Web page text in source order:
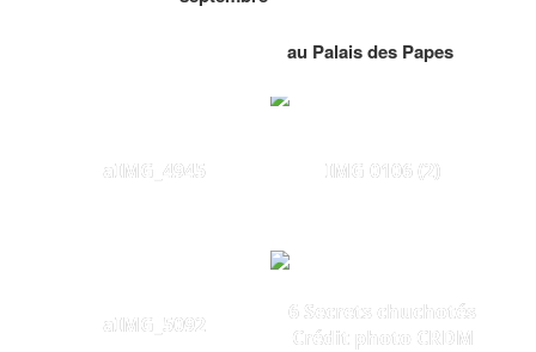
au Palais des Papes
aIMG_4945 IMG 0106 (2)
aIMG_5092
6 Secrets chuchotés
Crédit photo CRDM